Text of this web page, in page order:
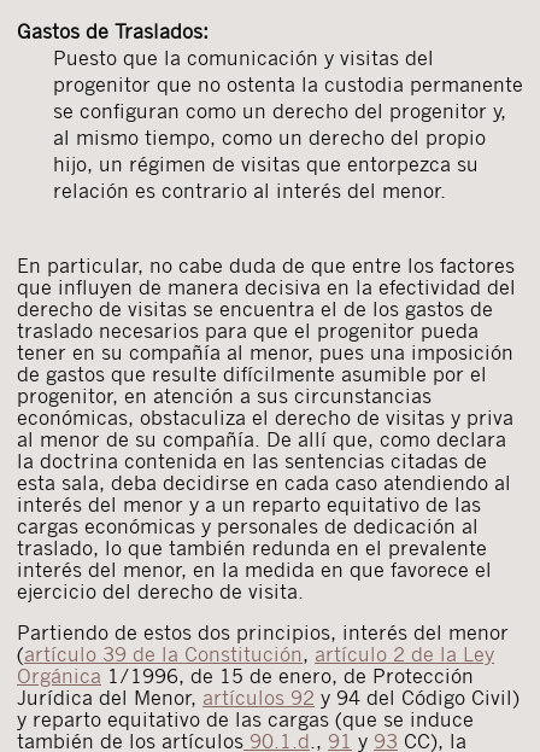
Gastos de Traslados:
Puesto que la comunicación y visitas del
progenitor que no ostenta la custodia permanente
se configuran como un derecho del progenitor y,
al mismo tiempo, como un derecho del propio
hijo, un régimen de visitas que entorpezca su
relación es contrario al interés del menor.
En particular, no cabe duda de que entre los factores
que influyen de manera decisiva en la efectividad del
derecho de visitas se encuentra el de los gastos de
traslado necesarios para que el progenitor pueda
tener en su compañía al menor, pues una imposición
de gastos que resulte difícilmente asumible por el
progenitor, en atención a sus circunstancias
económicas, obstaculiza el derecho de visitas y priva
al menor de su compañía. De allí que, como declara
la doctrina contenida en las sentencias citadas de
esta sala, deba decidirse en cada caso atendiendo al
interés del menor y a un reparto equitativo de las
cargas económicas y personales de dedicación al
traslado, lo que también redunda en el prevalente
interés del menor, en la medida en que favorece el
ejercicio del derecho de visita.
Partiendo de estos dos principios, interés del menor
(artículo 39 de la Constitución, artículo 2 de la Ley
Orgánica 1/1996, de 15 de enero, de Protección
Jurídica del Menor, artículos 92 y 94 del Código Civil)
y reparto equitativo de las cargas (que se induce
también de los artículos 90.1.d., 91 y 93 CC), la